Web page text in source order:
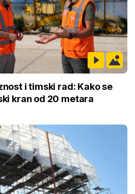
i timski rad: Kako se
kran od 20 metara